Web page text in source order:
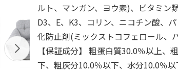
ルト、マンガン、ヨウ素)、ビタミン
D3、E、K3、コリン、ニコチン酸、
化防止剤(ミックストコフェロール、
【保証成分】 粗蛋白質30.0％以上、
下、粗灰分10.0％以下、水分10.0％以